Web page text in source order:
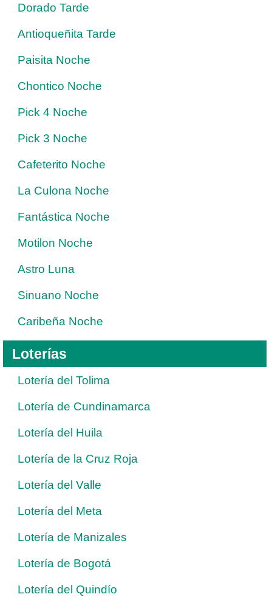
Dorado Tarde
Antioqueñita Tarde
Paisita Noche
Chontico Noche
Pick 4 Noche
Pick 3 Noche
Cafeterito Noche
La Culona Noche
Fantástica Noche
Motilon Noche
Astro Luna
Sinuano Noche
Caribeña Noche
Loterías
Lotería del Tolima
Lotería de Cundinamarca
Lotería del Huila
Lotería de la Cruz Roja
Lotería del Valle
Lotería del Meta
Lotería de Manizales
Lotería de Bogotá
Lotería del Quindío